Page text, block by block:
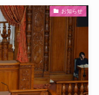
お知らせ